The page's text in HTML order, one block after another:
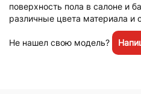
поверхность пола в салоне и
различные цвета материала и
Не нашел свою модель?